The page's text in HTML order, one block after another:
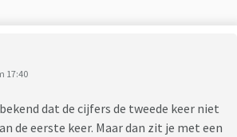
17:40
dat de cijfers de tweede keer niet
de eerste keer. Maar dan zit je met een